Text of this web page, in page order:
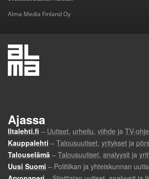
Alma Media Finland Oy